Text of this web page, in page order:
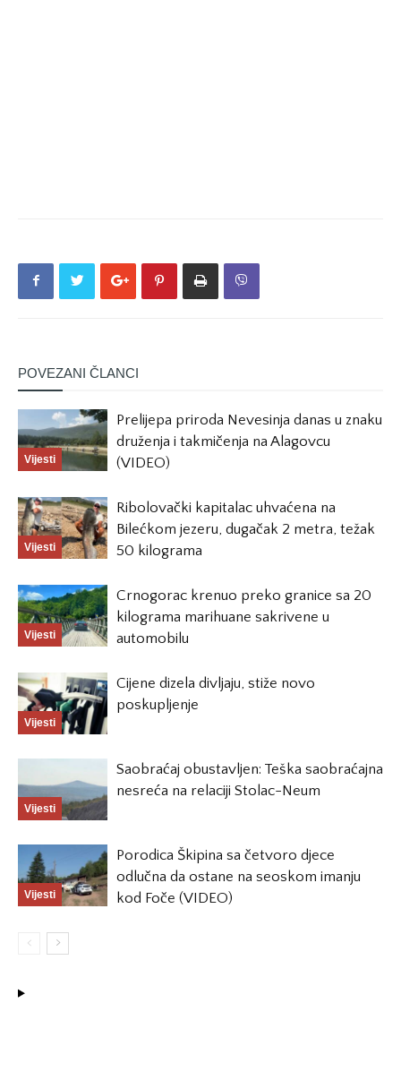
POVEZANI ČLANCI
Vijesti
Prelijepa priroda Nevesinja danas u znaku
druženja i takmičenja na Alagovcu
(VIDEO)
Vijesti
Ribolovački kapitalac uhvaćena na
Bilećkom jezeru, dugačak 2 metra, težak
50 kilograma
Vijesti
Crnogorac krenuo preko granice sa 20
kilograma marihuane sakrivene u
automobilu
Vijesti
Cijene dizela divljaju, stiže novo
poskupljenje
Vijesti
Saobraćaj obustavljen: Teška saobraćajna
nesreća na relaciji Stolac-Neum
Vijesti
Porodica Škipina sa četvoro djece
odlučna da ostane na seoskom imanju
kod Foče (VIDEO)